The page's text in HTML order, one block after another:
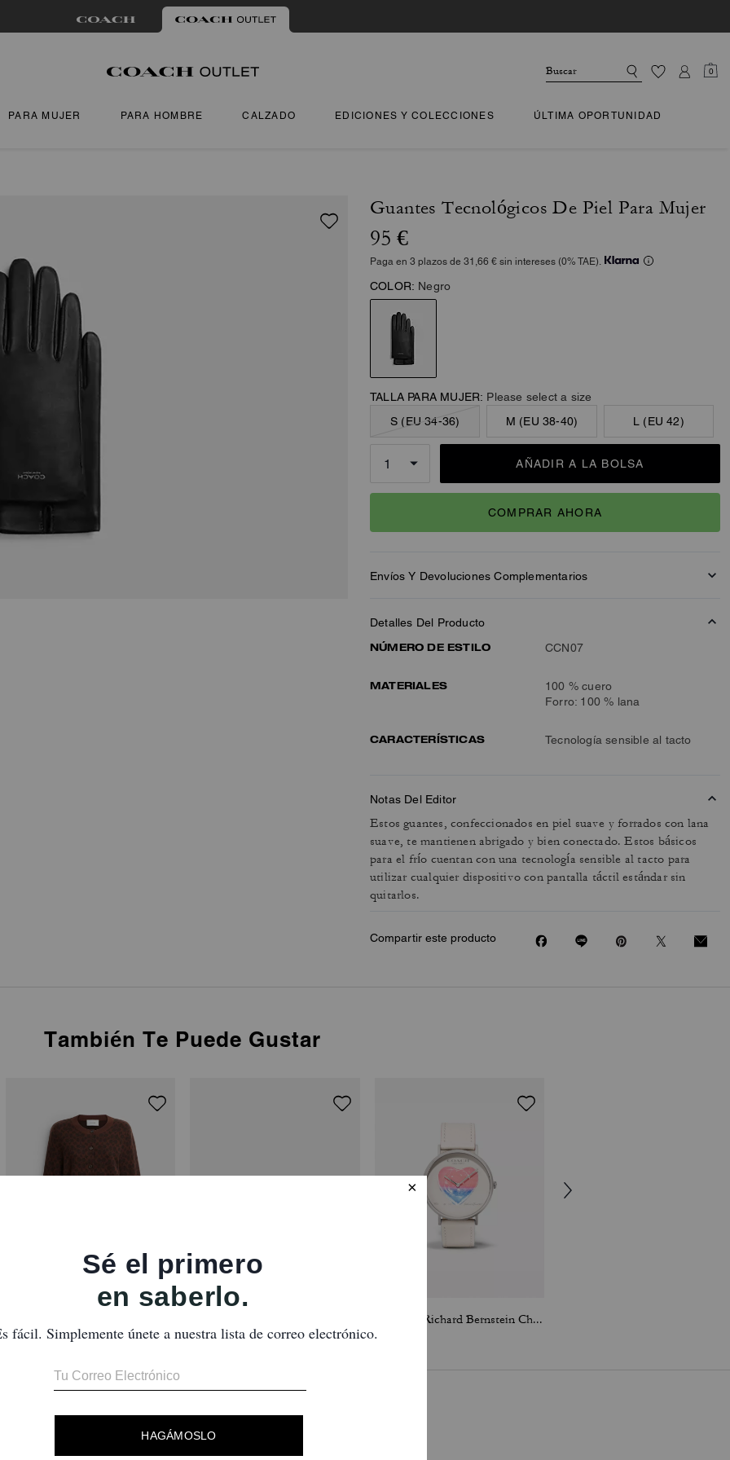
0
PARA MUJER PARA HOMBRE CALZADO EDICIONES Y COLECCIONES ÚLTIMA OPORTUNIDAD
Guantes Tecnológicos De Piel Para Mujer
95 €
Paga en 3 plazos de 31,66 € sin intereses (0% TAE).
COLOR: Negro
TALLA PARA MUJER: Please select a size
S (EU 34-36)
M (EU 38-40) L (EU 42)
AÑADIR A LA BOLSA
COMPRAR AHORA
Envíos Y Devoluciones Complementarios
Detalles Del Producto
NÚMERO DE ESTILO
CCN07
MATERIALES
100 % cuero
Forro: 100 % lana
CARACTERÍSTICAS Tecnología sensible al tacto
Notas Del Editor
Estos guantes, confeccionados en piel suave y forrados con lana
suave, te mantienen abrigado y bien conectado. Estos básicos
para el frío cuentan con una tecnología sensible al tacto para
utilizar cualquier dispositivo con pantalla táctil estándar sin
quitarlos.
Compartir este producto
También Te Puede Gustar
Coach X Richard Bernstein Charles Watch, 41 Mm
Reseñas